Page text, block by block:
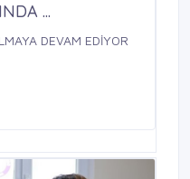
...
DEVAM EDİYOR